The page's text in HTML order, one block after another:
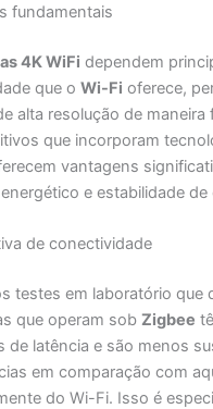
fundamentais
4K WiFi dependem
que oWi-Fi oferece,
alta resolução de maneira
que incorporam
vantagens
e estabilidade de
de conectividade
testes em laboratório que
que operam sobZigbee
de latência e são menos
em comparação com
do Wi-Fi. Isso é